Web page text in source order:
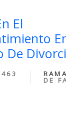
El
De
DE